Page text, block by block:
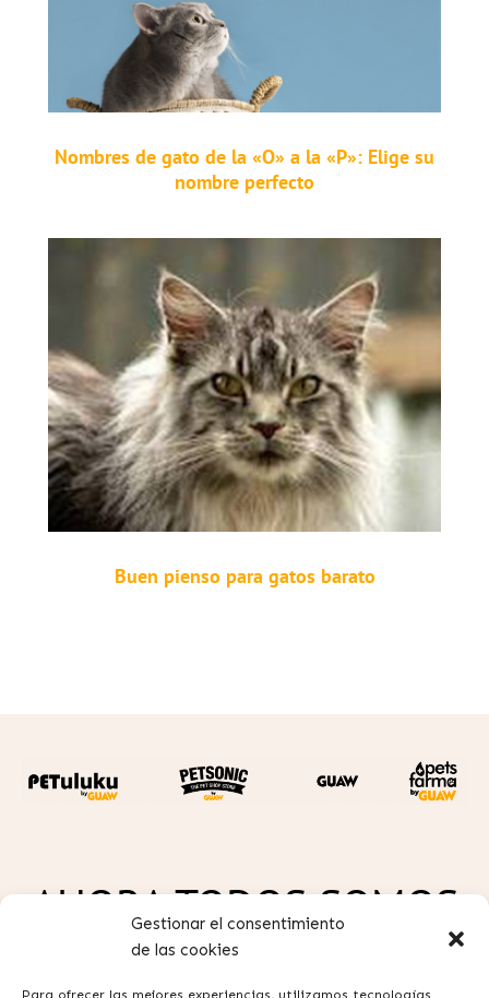
Gestionar el consentimiento
de las cookies
Para ofrecer las mejores experiencias, utilizamos tecnologías
Nombres de gato de la «O» a la «P»: Elige su
nombre perfecto
Buen pienso para gatos barato
AHORA TODOS SOMOS
GUAW